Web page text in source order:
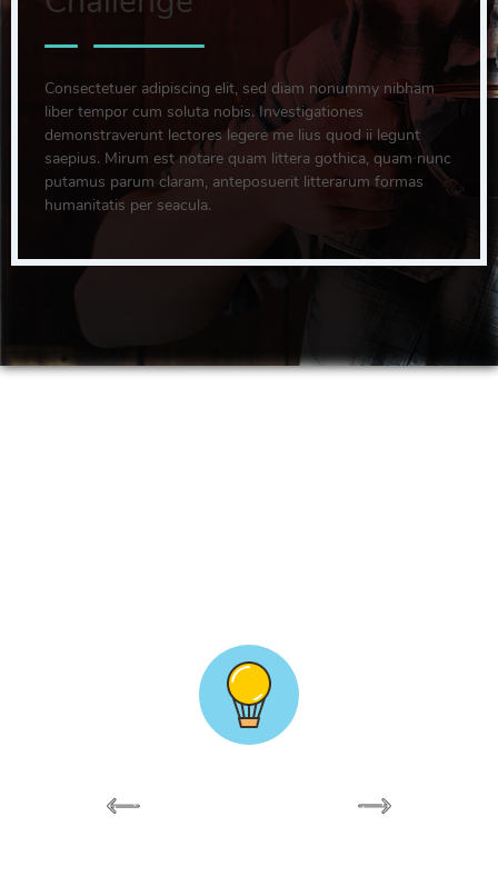
Consectetuer adipiscing elit, sed diam nonummy nibham
liber tempor cum soluta nobis. Investigationes
demonstraverunt lectores legere me lius quod ii legunt
saepius. Mirum est notare quam littera gothica, quam nunc
putamus parum claram, anteposuerit litterarum formas
humanitatis per seacula.